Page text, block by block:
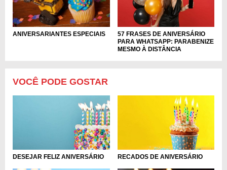
ANIVERSARIANTES ESPECIAIS
57 FRASES DE ANIVERSÁRIO
PARA WHATSAPP: PARABENIZE
MESMO À DISTÂNCIA
VOCÊ PODE GOSTAR
DESEJAR FELIZ ANIVERSÁRIO RECADOS DE ANIVERSÁRIO